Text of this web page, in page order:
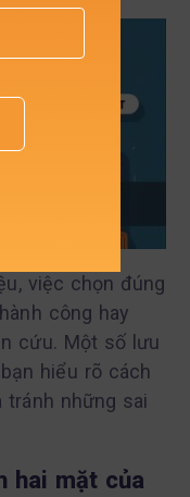
việc chọn đúng
công hay
cứu. Một số lưu
hiểu rõ cách
tránh những sai
hai mặt của